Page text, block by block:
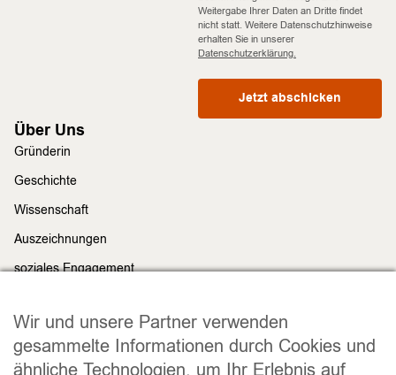
Weitergabe Ihrer Daten an Dritte findet
nicht statt. Weitere Datenschutzhinweise
erhalten Sie in unserer
Datenschutzerklärung.
Jetzt abschicken
Über Uns
Gründerin
Geschichte
Wissenschaft
Auszeichnungen
soziales Engagement
Rechtliches
Impressum
Datenschutz
Wir und unsere Partner verwenden
gesammelte Informationen durch Cookies und
ähnliche Technologien, um Ihr Erlebnis auf